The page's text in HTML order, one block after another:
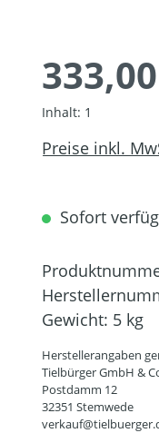
Inhalt: 1
Preise inkl.
Sofort
Gewicht: 5 kg
Herstellerangaben
Tielbürger GmbH &
Postdamm 12
32351 Stemwede